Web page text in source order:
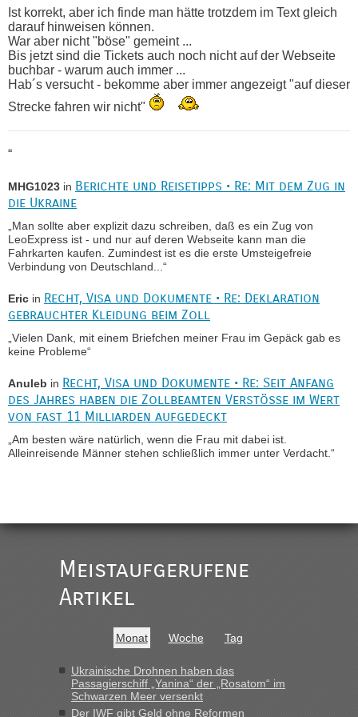
Ist korrekt, aber ich finde man hätte trotzdem im Text gleich
darauf hinweisen können.
War aber nicht "böse" gemeint ...
Bis jetzt sind die Tickets auch noch nicht auf der Webseite
buchbar - warum auch immer ...
Hab´s versucht - bekomme aber immer angezeigt "auf dieser
Strecke fahren wir nicht"
“
MHG1023 in Berichte und Reisetipps • Re: Mit dem Zug in
die Ukraine
„Man sollte aber explizit dazu schreiben, daß es ein Zug von
LeoExpress ist - und nur auf deren Webseite kann man die
Fahrkarten kaufen. Zumindest ist es die erste Umsteigefreie
Verbindung von Deutschland...“
Eric in Recht, Visa und Dokumente • Re: Deklaration
gebrauchter Kleidung beim Zoll
„Vielen Dank, mit einem Briefchen meiner Frau im Gepäck gab es
keine Probleme“
Anuleb in Recht, Visa und Dokumente • Re: Seit Anfang
des Jahres haben die Zollbeamten Verstöße im Wert
von fast 11 Milliarden aufgedeckt
„Am besten wäre natürlich, wenn die Frau mit dabei ist.
Alleinreisende Männer stehen schließlich immer unter Verdacht.“
und ersichlich das nicht neu sollte es keine Probleme geben“
Recht, Visa und Dokumente • Deklaration
„Hallo Leute, ich weiß nicht, ob ich hier richtig bin mit meiner
Kleidung bei der Einreise in die Ukraine mitnehmen. Es ist
gebrauchte Kleidung...“
Berichte und Reisetipps • Re: An welchem
Meistaufgerufene
Artikel
Monat Woche Tag
Ukrainische Drohnen haben das
Passagierschiff „Yanina“ der „Rosatom“ im
Schwarzen Meer versenkt
Der IWF gibt Geld ohne Reformen